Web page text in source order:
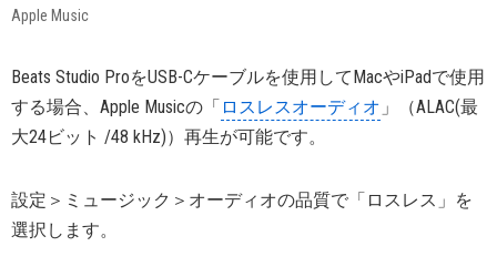
Apple Music
Beats Studio ProをUSB-Cケーブルを使用してMacやiPadで使用
する場合、Apple Musicの「 ロスレスオーディオ 」（ALAC(最
大24ビット /48 kHz)）再生が可能です。
設定＞ミュージック＞オーディオの品質で「ロスレス」を
選択します。